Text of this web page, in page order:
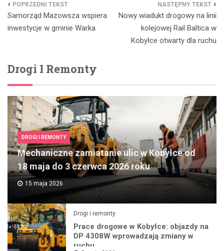
Nawigacja
wpisu
Samorząd Mazowsza wspiera
inwestycje w gminie Warka
Nowy wiadukt drogowy na linii
kolejowej Rail Baltica w
Kobyłce otwarty dla ruchu
Drogi I Remonty
DROGI I REMONTY
Mechaniczne zamiatanie ulic w Kobyłce od
18 maja do 3 czerwca 2026 roku
15 maja 2026
Drogi i remonty
Prace drogowe w Kobyłce: objazdy na
DP 4308W wprowadzają zmiany w
ruchu